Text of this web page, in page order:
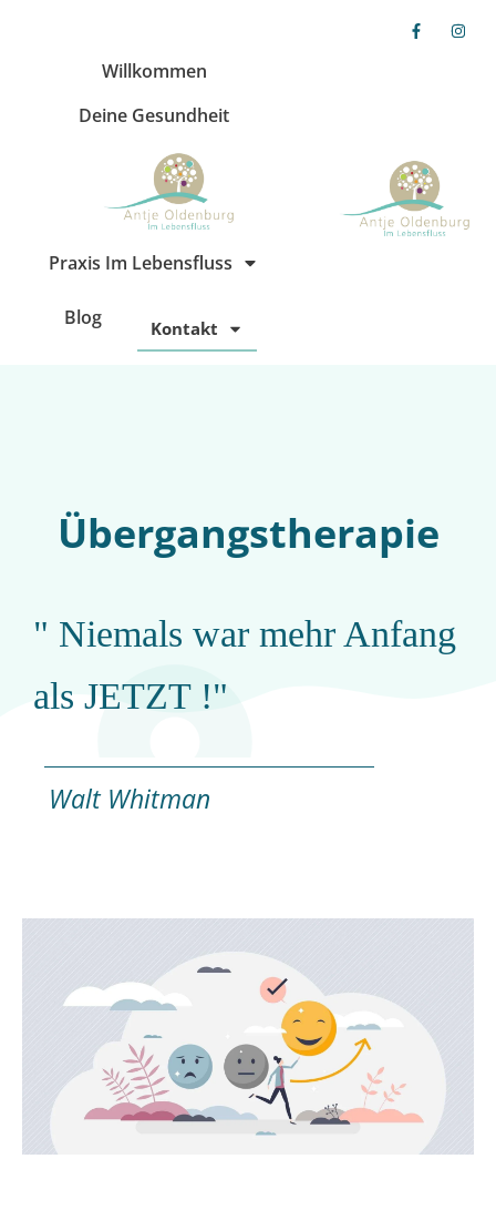
Willkommen
Deine Gesundheit
Praxis Im Lebensfluss
Blog Kontakt
Übergangstherapie
" Niemals war mehr Anfang
als JETZT !"
Walt Whitman